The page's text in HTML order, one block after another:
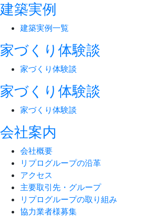
建築実例
建築実例一覧
家づくり体験談
家づくり体験談
家づくり体験談
家づくり体験談
会社案内
会社概要
リプログループの沿革
アクセス
主要取引先・グループ
リプログループの取り組み
協力業者様募集